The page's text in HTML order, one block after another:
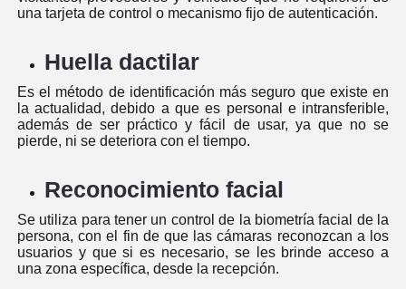
una tarjeta de control o mecanismo fijo de autenticación.
Huella dactilar
Es el método de identificación más seguro que existe en
la actualidad, debido a que es personal e intransferible,
además de ser práctico y fácil de usar, ya que no se
pierde, ni se deteriora con el tiempo.
Reconocimiento facial
Se utiliza para tener un control de la biometría facial de la
persona, con el fin de que las cámaras reconozcan a los
usuarios y que si es necesario, se les brinde acceso a
una zona específica, desde la recepción.